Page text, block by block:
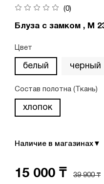
(0)
Блуза с замком , М
Цвет
белый черный
Состав полотна (Ткань)
хлопок
Наличие в магазинах ▼
15 000 ₸ 39 900 ₸